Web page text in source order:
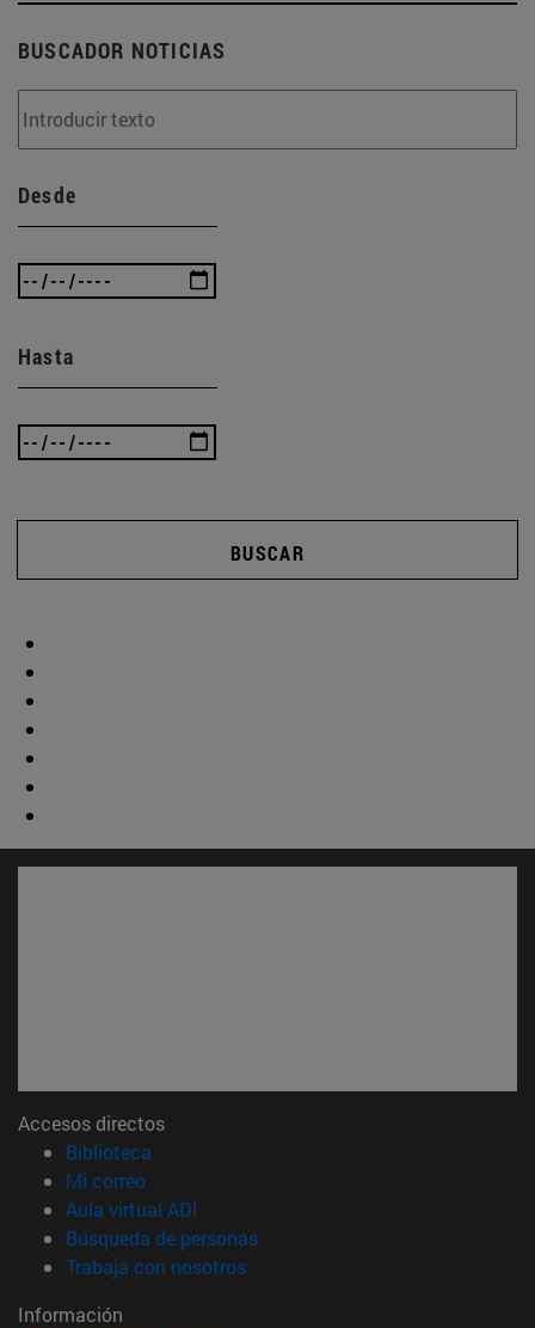
BUSCADOR NOTICIAS
Desde
Hasta
BUSCAR
Accesos directos
Biblioteca
Mi correo(abre en nueva ventana)
Aula virtual ADI
Búsqueda de personas(abre en nueva ventana)
Trabaja con nosotros(abre en nueva ventana)
Información